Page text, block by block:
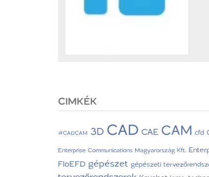
CIMKÉK
#CADCAM 3DCAD CAE CAM cfd
Enterprise Communications Magyarország Kft.
FloEFD gépészet gépészeti